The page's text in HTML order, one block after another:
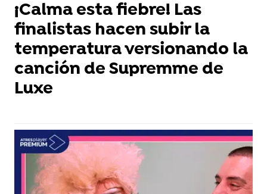
¡Calma esta fiebre! Las
finalistas hacen subir la
temperatura versionando la
canción de Supremme de
Luxe